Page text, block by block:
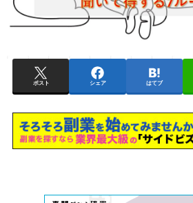
ポスト シェア はてブ